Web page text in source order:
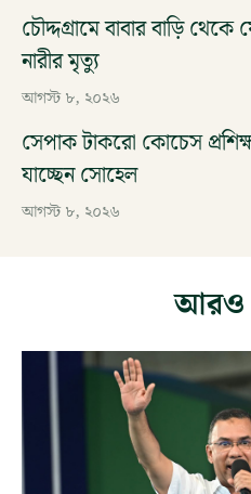
চৌদ্দগ্রামে বাবার বাড়ি
নারীর মৃত্যু
আগস্ট ৮, ২০২৬
সেপাক টাকরো কোচেস
যাচ্ছেন সোহেল
আগস্ট ৮, ২০২৬
আরও